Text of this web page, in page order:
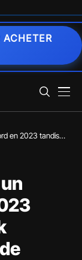
ACHETER
en 2023 tandis